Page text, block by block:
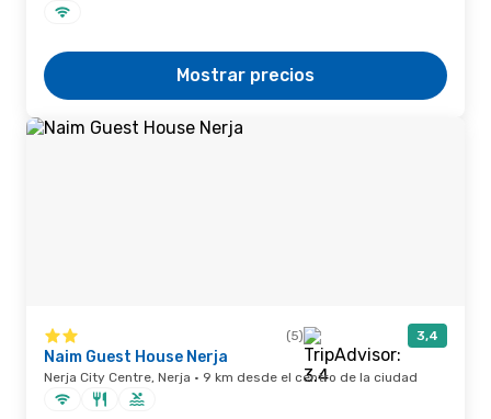
Mostrar precios
(5) 3,4
Naim Guest House Nerja
Nerja City Centre, Nerja · 9 km desde el centro de la ciudad